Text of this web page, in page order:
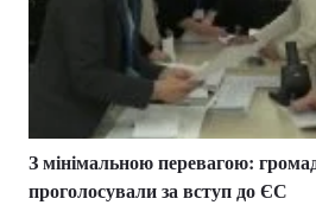
З мінімальною перевагою:
проголосували за вступ до ЄС